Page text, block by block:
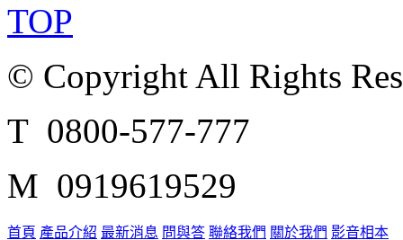
TOP
© Copyright All Rights
T 0800-577-777
M 0919619529
首頁 產品介紹 最新消息 問與答 聯絡我們 關於我們 影音相本